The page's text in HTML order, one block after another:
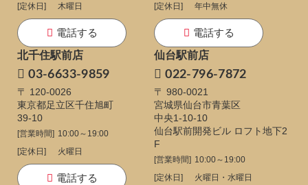
[定休日]
木曜日
電話する
[定休日]
年中無休
電話する
北千住駅前店
03-6633-9859
〒 120-0026
東京都足立区千住旭町
39-10
[営業時間] 10:00～19:00
[定休日]
火曜日
電話する
仙台駅前店
022-796-7872
〒 980-0021
宮城県仙台市青葉区
中央1-10-10
仙台駅前開発ビル ロフト地下2
F
[営業時間] 10:00～19:00
[定休日]
火曜日・水曜日